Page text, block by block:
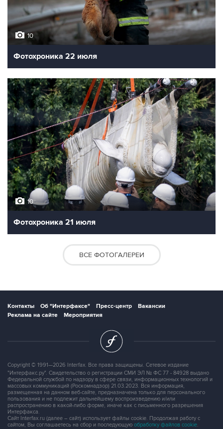
10
Фотохроника 22 июля
10
Фотохроника 21 июля
ВСЕ ФОТОГАЛЕРЕИ
Контакты Об "Интерфаксе" Пресс-центр
Вакансии
Реклама на сайте
Мероприятия
Copyright © 1991—2026 Interfax. Все права защищены. Сетевое издание
"Интерфакс.ру". Свидетельство о регистрации СМИ ЭЛ № ФС 77 - 84928 выдано
Федеральной службой по надзору в сфере связи, информационных технологий и
массовых коммуникаций (Роскомнадзор) 21.03.2023. Вся информация,
размещенная на данном веб-сайте, предназначена только для персонального
пользования и не подлежит дальнейшему воспроизведению и/или
распространению в какой-либо форме, иначе как с письменного разрешения
Интерфакса.
Сайт Interfax.ru (далее – сайт) использует файлы cookie. Продолжая работу с
сайтом, Вы соглашаетесь на сбор и последующую обработку файлов cookie.